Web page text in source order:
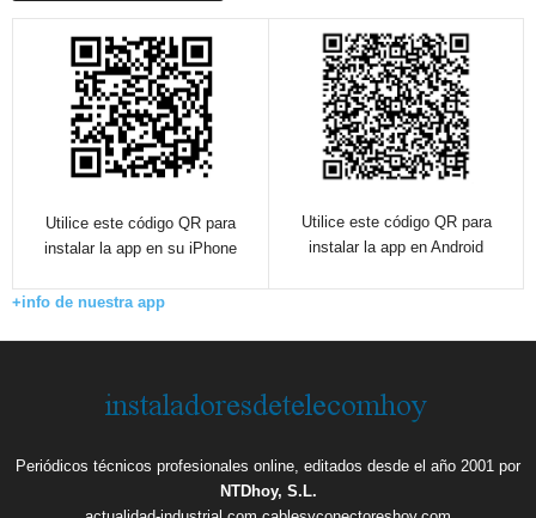
Utilice este código QR para
instalar la app en su iPhone
Utilice este código QR para
instalar la app en Android
+info de nuestra app
Periódicos técnicos profesionales online, editados desde el año 2001 por
NTDhoy, S.L.